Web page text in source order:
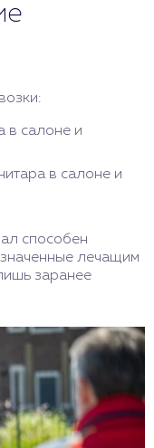
в салоне и
в салоне и
способен
лечащим
заранее